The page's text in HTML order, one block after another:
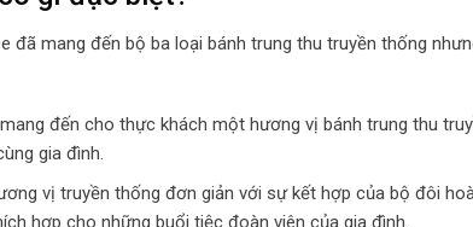
đã mang đến bộ ba loại bánh trung thu truyền thống
đến cho thực khách một hương vị bánh trung thu
gia đình.
vị truyền thống đơn giản với sự kết hợp của bộ đôi
hợp cho những buổi tiệc đoàn viên của gia đình.